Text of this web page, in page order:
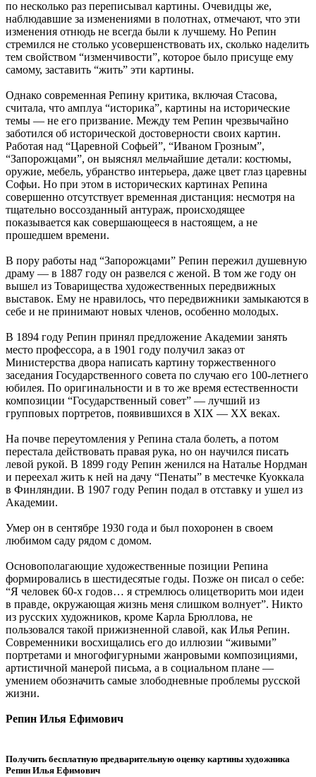
по несколько раз переписывал картины. Очевидцы же,
наблюдавшие за изменениями в полотнах, отмечают, что эти
изменения отнюдь не всегда были к лучшему. Но Репин
стремился не столько усовершенствовать их, сколько наделить
тем свойством “изменчивости”, которое было присуще ему
самому, заставить “жить” эти картины.
Однако современная Репину критика, включая Стасова,
считала, что амплуа “историка”, картины на исторические
темы — не его призвание. Между тем Репин чрезвычайно
заботился об исторической достоверности своих картин.
Работая над “Царевной Софьей”, “Иваном Грозным”,
“Запорожцами”, он выяснял мельчайшие детали: костюмы,
оружие, мебель, убранство интерьера, даже цвет глаз царевны
Софьи. Но при этом в исторических картинах Репина
совершенно отсутствует временная дистанция: несмотря на
тщательно воссозданный антураж, происходящее
показывается как совершающееся в настоящем, а не
прошедшем времени.
В пору работы над “Запорожцами” Репин пережил душевную
драму — в 1887 году он развелся с женой. В том же году он
вышел из Товарищества художественных передвижных
выставок. Ему не нравилось, что передвижники замыкаются в
себе и не принимают новых членов, особенно молодых.
В 1894 году Репин принял предложение Академии занять
место профессора, а в 1901 году получил заказ от
Министерства двора написать картину торжественного
заседания Государственного совета по случаю его 100-летнего
юбилея. По оригинальности и в то же время естественности
композиции “Государственный совет” — лучший из
групповых портретов, появившихся в XIX — XX веках.
На почве переутомления у Репина стала болеть, а потом
перестала действовать правая рука, но он научился писать
левой рукой. В 1899 году Репин женился на Наталье Нордман
и переехал жить к ней на дачу “Пенаты” в местечке Куоккала
в Финляндии. В 1907 году Репин подал в отставку и ушел из
Академии.
Умер он в сентябре 1930 года и был похоронен в своем
любимом саду рядом с домом.
Основополагающие художественные позиции Репина
формировались в шестидесятые годы. Позже он писал о себе:
“Я человек 60-х годов… я стремлюсь олицетворить мои идеи
в правде, окружающая жизнь меня слишком волнует”. Никто
из русских художников, кроме Карла Брюллова, не
пользовался такой прижизненной славой, как Илья Репин.
Современники восхищались его до иллюзии “живыми”
портретами и многофигурными жанровыми композициями,
артистичной манерой письма, а в социальном плане —
умением обозначить самые злободневные проблемы русской
жизни.
Репин Илья Ефимович
Получить бесплатную предварительную оценку картины художника
Репин Илья Ефимович